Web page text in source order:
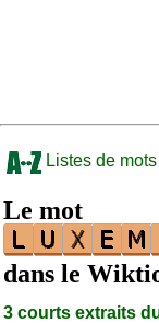
Listes de mots
Le mot
dans le
3 courts extraits